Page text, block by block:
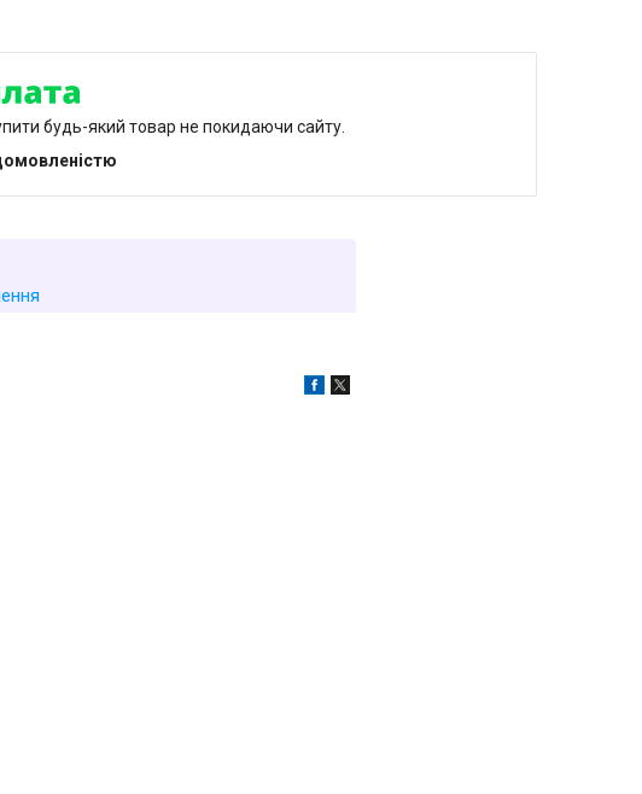
будь-який товар не покидаючи сайту.